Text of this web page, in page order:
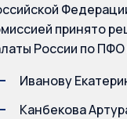
принято
России по
Иванову
Канбекова